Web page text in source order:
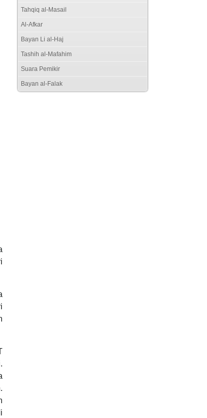
Tahqiq al-Masail
Al-Afkar
Bayan Li al-Haj
Tashih al-Mafahim
Suara Pemikir
Bayan al-Falak